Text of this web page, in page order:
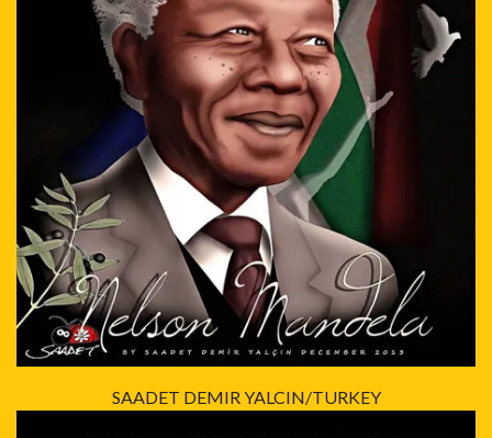
SAADET DEMIR YALCIN/TURKEY